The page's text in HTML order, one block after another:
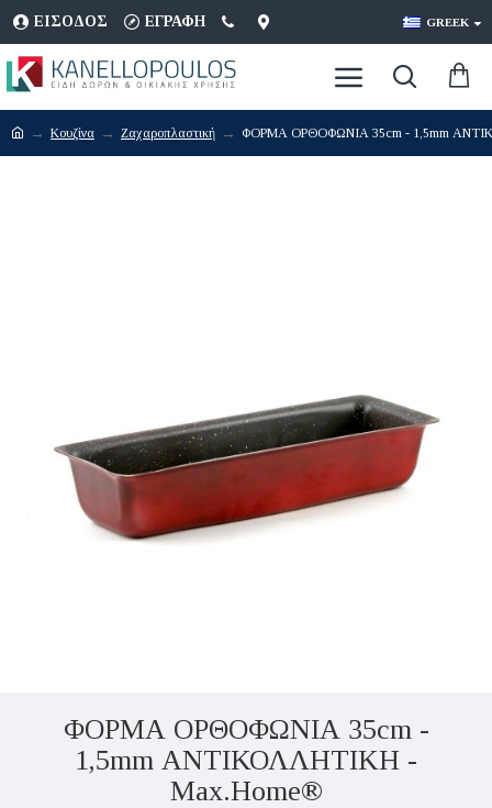
ΕΊΣΟΔΟΣ ΕΓΡΑΦΉ GREEK
Κουζίνα Ζαχαροπλαστική ΦΟΡΜΑ ΟΡΘΟΦΩΝΙΑ 35cm - 1,5mm
ΦΟΡΜΑ ΟΡΘΟΦΩΝΙΑ 35cm -
1,5mm ΑΝΤΙΚΟΛΛΗΤΙΚΗ -
Max.Home®